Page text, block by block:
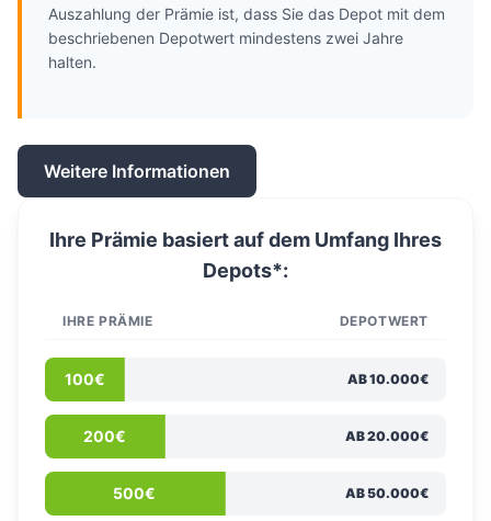
Auszahlung der Prämie ist, dass Sie das Depot mit dem
beschriebenen Depotwert mindestens zwei Jahre
halten.
Weitere Informationen
Ihre Prämie basiert auf dem Umfang Ihres
Depots*:
IHRE PRÄMIE DEPOTWERT
100€ AB 10.000€
200€ AB 20.000€
500€ AB 50.000€